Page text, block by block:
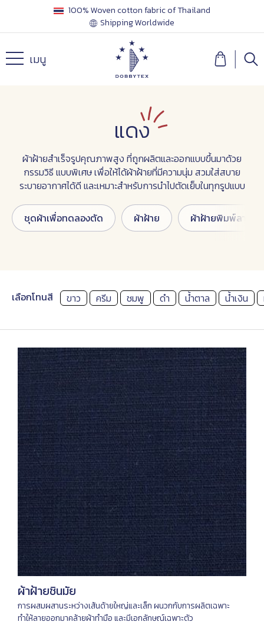
100% Woven cotton fabric of Thailand
Shipping Worldwide
เมนู
แดง
ผ้าฝ้ายสำเร็จรูปคุณภาพสูง ที่ถูกผลิตและออกแบบขึ้นมาด้วย
กรรมวิธี แบบพิเศษ เพื่อให้ได้ผ้าฝ้ายที่มีความนุ่ม สวมใส่สบาย
ระบายอากาศได้ดี และเหมาะสำหรับการนำไปตัดเย็บในทุกรูปแบบ
ชุดผ้าเพื่อทดลองตัด ผ้าฝ้าย ผ้าฝ้ายพิมพ์ลาย
เลือกโทนสี ขาว ครีม ชมพู ดำ น้ำตาล น้ำเงิน
ผ้าฝ้ายชินมัย
การผสมผสานระหว่างเส้นด้ายใหญ่และเล็ก ผนวกกับการผลิตเฉพาะ
ทำให้ลายออกมาคล้ายผ้าทำมือ และมีเอกลักษณ์เฉพาะตัว